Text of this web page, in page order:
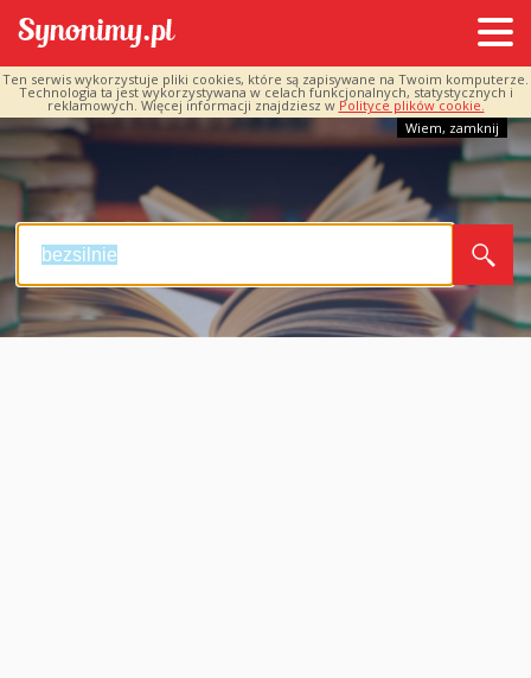
Ten serwis wykorzystuje pliki cookies, które są zapisywane na Twoim komputerze.
Technologia ta jest wykorzystywana w celach funkcjonalnych, statystycznych i
reklamowych. Więcej informacji znajdziesz w Polityce plików cookie.
Wiem, zamknij